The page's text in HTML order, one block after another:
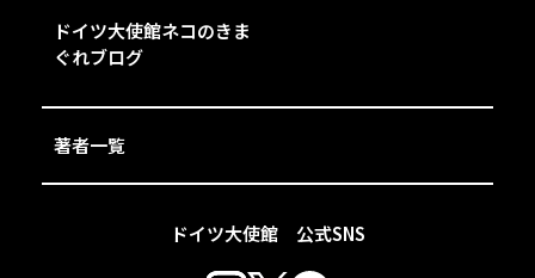
ドイツ大使館 公式SNS
ドイツ大使館ネコのきま
ぐれブログ
著者一覧